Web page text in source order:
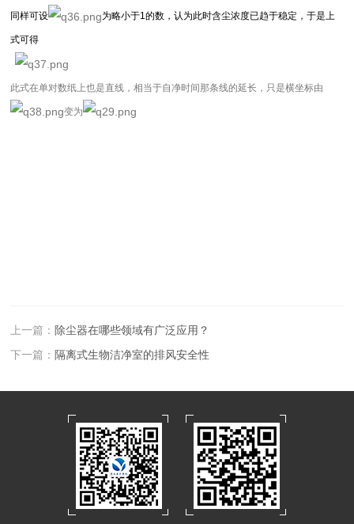
同样可设 为略小于1的数，认为此时含尘浓度已趋于稳定，于是上
式可得
此式在单对数纸上也是直线，相当于自净时间那条线的延长，只是横坐标由
变为
上一篇： 除尘器在哪些领域有广泛应用？
下一篇： 隔离式生物洁净室的排风安全性